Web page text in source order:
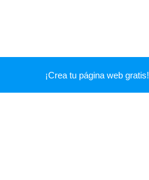
¡Crea tu página web gratis!